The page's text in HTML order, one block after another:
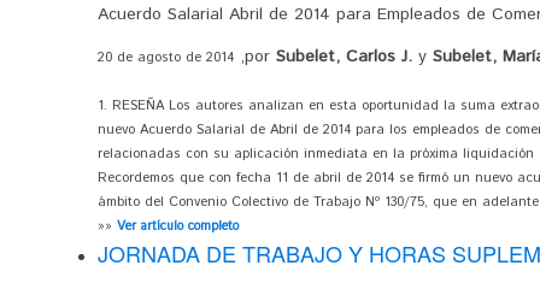
Acuerdo Salarial Abril de 2014 para Empleados de
20 de agosto de 2014 ,por Subelet, Carlos J. y Subelet,
1. RESEÑA Los autores analizan en esta oportunidad la suma
nuevo Acuerdo Salarial de Abril de 2014 para los empleados de
relacionadas con su aplicación inmediata en la próxima liquidación
Recordemos que con fecha 11 de abril de 2014 se firmó un nuevo
ámbito del Convenio Colectivo de Trabajo Nº 130/75, que en
»» Ver artículo completo
JORNADA DE TRABAJO Y HORAS